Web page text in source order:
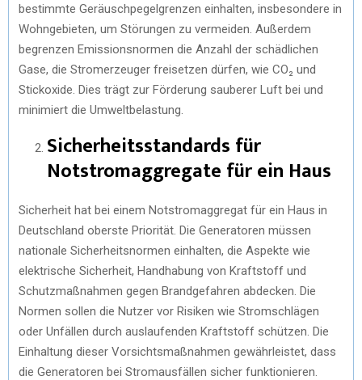
bestimmte Geräuschpegelgrenzen einhalten, insbesondere in
Wohngebieten, um Störungen zu vermeiden. Außerdem
begrenzen Emissionsnormen die Anzahl der schädlichen
Gase, die Stromerzeuger freisetzen dürfen, wie CO₂ und
Stickoxide. Dies trägt zur Förderung sauberer Luft bei und
minimiert die Umweltbelastung.
Sicherheitsstandards für
Notstromaggregate für ein Haus
Sicherheit hat bei einem Notstromaggregat für ein Haus in
Deutschland oberste Priorität. Die Generatoren müssen
nationale Sicherheitsnormen einhalten, die Aspekte wie
elektrische Sicherheit, Handhabung von Kraftstoff und
Schutzmaßnahmen gegen Brandgefahren abdecken. Die
Normen sollen die Nutzer vor Risiken wie Stromschlägen
oder Unfällen durch auslaufenden Kraftstoff schützen. Die
Einhaltung dieser Vorsichtsmaßnahmen gewährleistet, dass
die Generatoren bei Stromausfällen sicher funktionieren.